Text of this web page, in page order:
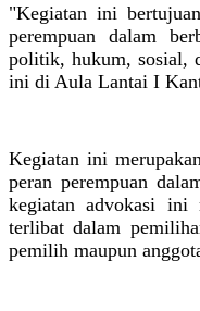
"Kegiatan ini
perempuan dalam
politik, hukum, sosial,
ini di Aula Lantai I
Kegiatan ini
peran perempuan
kegiatan advokasi ini
terlibat dalam
pemilih maupun